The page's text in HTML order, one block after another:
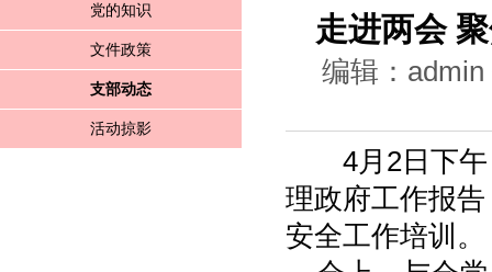
党的知识
文件政策
支部动态
活动掠影
走进两会
编辑：admin
4月2日下
理政府工作报
安全工作培训。